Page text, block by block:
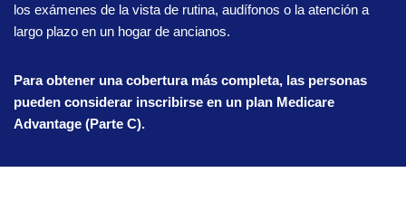
los exámenes de la vista de rutina, audífonos o la atención a
largo plazo en un hogar de ancianos.
Para obtener una cobertura más completa, las personas
pueden considerar inscribirse en un plan Medicare
Advantage (Parte C).